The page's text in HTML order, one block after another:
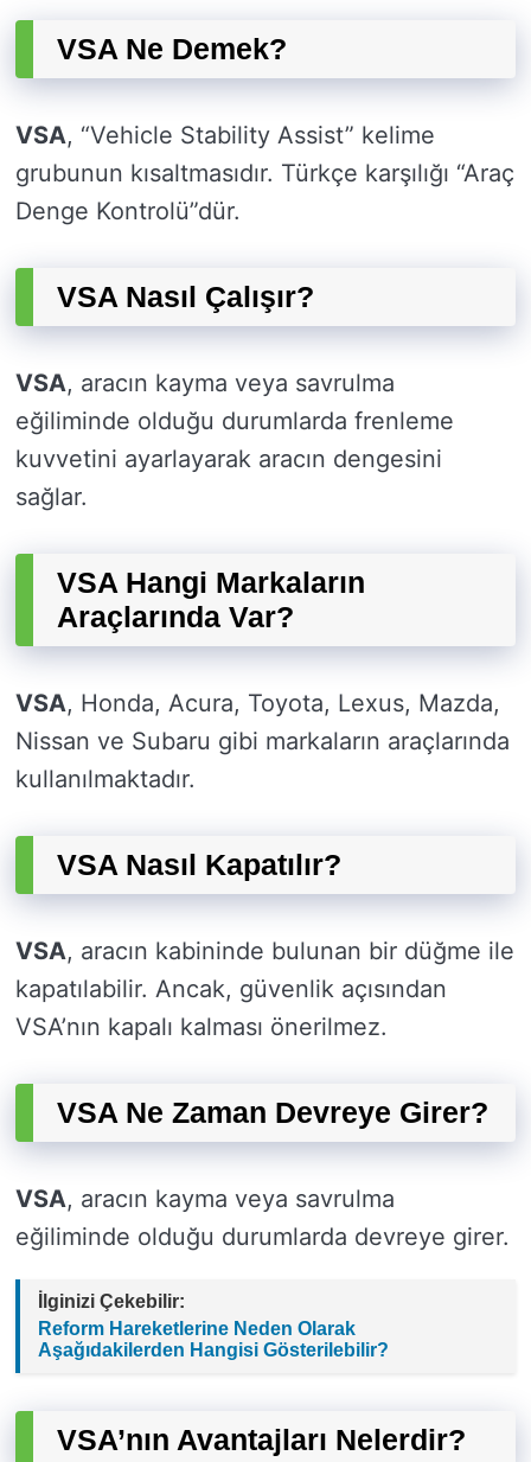
VSA Ne Demek?
VSA, “Vehicle Stability Assist” kelime
grubunun kısaltmasıdır. Türkçe karşılığı “Araç
Denge Kontrolü”dür.
VSA Nasıl Çalışır?
VSA, aracın kayma veya savrulma
eğiliminde olduğu durumlarda frenleme
kuvvetini ayarlayarak aracın dengesini
sağlar.
VSA Hangi Markaların
Araçlarında Var?
VSA, Honda, Acura, Toyota, Lexus, Mazda,
Nissan ve Subaru gibi markaların araçlarında
kullanılmaktadır.
VSA Nasıl Kapatılır?
VSA, aracın kabininde bulunan bir düğme ile
kapatılabilir. Ancak, güvenlik açısından
VSA’nın kapalı kalması önerilmez.
VSA Ne Zaman Devreye Girer?
VSA, aracın kayma veya savrulma
eğiliminde olduğu durumlarda devreye girer.
İlginizi Çekebilir:
Reform Hareketlerine Neden Olarak
Aşağıdakilerden Hangisi Gösterilebilir?
VSA’nın Avantajları Nelerdir?